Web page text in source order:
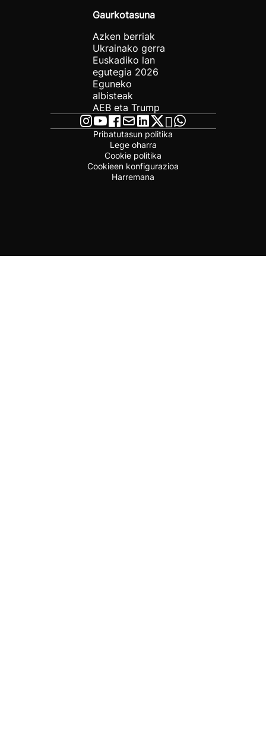
Gaurkotasuna
Azken berriak
Ukrainako gerra
Euskadiko lan
egutegia 2026
Eguneko
albisteak
AEB eta Trump
Pribatutasun politika
Lege oharra
Cookie politika
Cookieen konfigurazioa
Harremana